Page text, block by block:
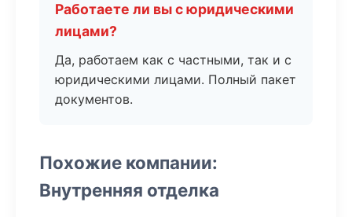
Работаете ли вы с юридическими
лицами?
Да, работаем как с частными, так и с
юридическими лицами. Полный пакет
документов.
Похожие компании:
Внутренняя отделка